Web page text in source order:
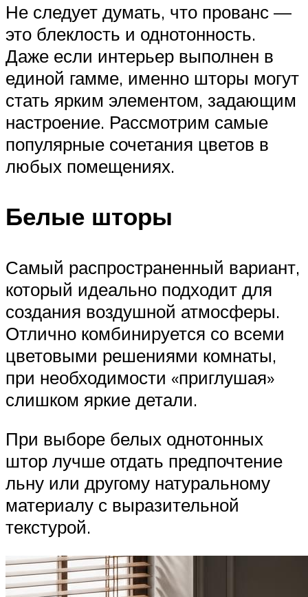
Не следует думать, что прованс —
это блеклость и однотонность.
Даже если интерьер выполнен в
единой гамме, именно шторы могут
стать ярким элементом, задающим
настроение. Рассмотрим самые
популярные сочетания цветов в
любых помещениях.
Белые шторы
Самый распространенный вариант,
который идеально подходит для
создания воздушной атмосферы.
Отлично комбинируется со всеми
цветовыми решениями комнаты,
при необходимости «приглушая»
слишком яркие детали.
При выборе белых однотонных
штор лучше отдать предпочтение
льну или другому натуральному
материалу с выразительной
текстурой.